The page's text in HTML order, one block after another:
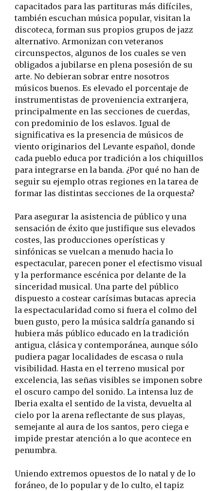
capacitados para las partituras más difíciles,
también escuchan música popular, visitan la
discoteca, forman sus propios grupos de jazz
alternativo. Armonizan con veteranos
circunspectos, algunos de los cuales se ven
obligados a jubilarse en plena posesión de su
arte. No debieran sobrar entre nosotros
músicos buenos. Es elevado el porcentaje de
instrumentistas de proveniencia extranjera,
principalmente en las secciones de cuerdas,
con predominio de los eslavos. Igual de
significativa es la presencia de músicos de
viento originarios del Levante español, donde
cada pueblo educa por tradición a los chiquillos
para integrarse en la banda. ¿Por qué no han de
seguir su ejemplo otras regiones en la tarea de
formar las distintas secciones de la orquesta?
Para asegurar la asistencia de público y una
sensación de éxito que justifique sus elevados
costes, las producciones operísticas y
sinfónicas se vuelcan a menudo hacia lo
espectacular, parecen poner el efectismo visual
y la performance escénica por delante de la
sinceridad musical. Una parte del público
dispuesto a costear carísimas butacas aprecia
la espectacularidad como si fuera el colmo del
buen gusto, pero la música saldría ganando si
hubiera más público educado en la tradición
antigua, clásica y contemporánea, aunque sólo
pudiera pagar localidades de escasa o nula
visibilidad. Hasta en el terreno musical por
excelencia, las señas visibles se imponen sobre
el oscuro campo del sonido. La intensa luz de
Iberia exalta el sentido de la vista, devuelta al
cielo por la arena reflectante de sus playas,
semejante al aura de los santos, pero ciega e
impide prestar atención a lo que acontece en
penumbra.
Uniendo extremos opuestos de lo natal y de lo
foráneo, de lo popular y de lo culto, el tapiz